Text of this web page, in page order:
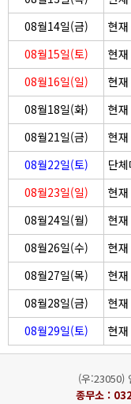
08월14일(금)
현
08월15일(토)
현
08월16일(일)
현
08월18일(화)
현
08월21일(금)
현
08월22일(토)
단
08월23일(일)
현
08월24일(월)
현
08월26일(수)
현
08월27일(목)
현
08월28일(금)
현
08월29일(토)
현
(우:23050)
종무소 :